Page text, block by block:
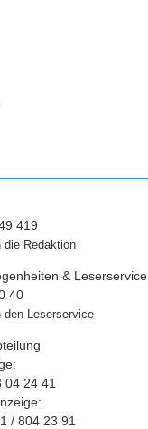
419
die Redaktion
& Leserservice
40
den Leserservice
04 24 41
/ 804 23 91